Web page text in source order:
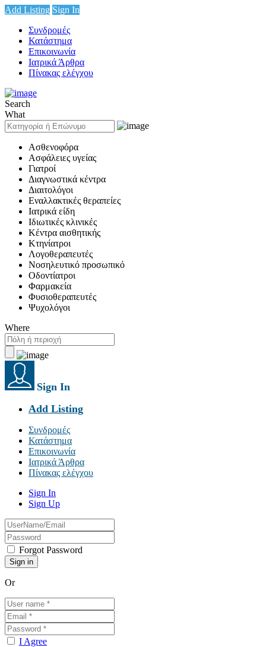
Add Listing Sign In
Συνδρομές
Κατάστημα
Επικοινωνία
Ιατρικά Άρθρα
Πίνακας ελέγχου
Search
What
Ασθενοφόρα
Ασφάλειες υγείας
Γιατροί
Διαγνωστικά κέντρα
Διαιτολόγοι
Εναλλακτικές θεραπείες
Ιατρικά είδη
Ιδιωτικές κλινικές
Κέντρα αισθητικής
Κτηνίατροι
Λογοθεραπευτές
Νοσηλευτικό προσωπικό
Οδοντίατροι
Φαρμακεία
Φυσιοθεραπευτές
Ψυχολόγοι
Where
Sign In
Add Listing
Συνδρομές
Κατάστημα
Επικοινωνία
Ιατρικά Άρθρα
Πίνακας ελέγχου
Sign In
Sign Up
Forgot Password
Or
I Agree